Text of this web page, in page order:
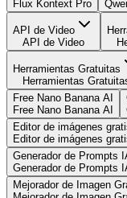
Flux Kontext Pro
API de Video
API de Video
Herramientas Gratuitas
Herramientas
Free Nano Banana AI
Free Nano Banana AI
Editor de imágenes
Editor de imágenes
Generador de Prompts
Generador de Prompts
Mejorador de Imagen